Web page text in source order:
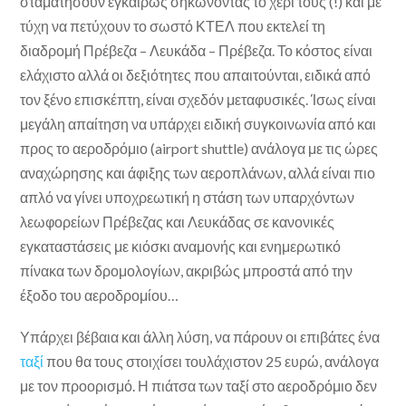
τύχη να πετύχουν το σωστό ΚΤΕΛ που εκτελεί τη
διαδρομή Πρέβεζα – Λευκάδα – Πρέβεζα. Το κόστος είναι
ελάχιστο αλλά οι δεξιότητες που απαιτούνται, ειδικά από
τον ξένο επισκέπτη, είναι σχεδόν μεταφυσικές. Ίσως είναι
μεγάλη απαίτηση να υπάρχει ειδική συγκοινωνία από και
προς το αεροδρόμιο (airport shuttle) ανάλογα με τις ώρες
αναχώρησης και άφιξης των αεροπλάνων, αλλά είναι πιο
απλό να γίνει υποχρεωτική η στάση των υπαρχόντων
λεωφορείων Πρέβεζας και Λευκάδας σε κανονικές
εγκαταστάσεις με κιόσκι αναμονής και ενημερωτικό
πίνακα των δρομολογίων, ακριβώς μπροστά από την
έξοδο του αεροδρομίου…
Υπάρχει βέβαια και άλλη λύση, να πάρουν οι επιβάτες ένα
ταξίπου θα τους στοιχίσει τουλάχιστον 25 ευρώ, ανάλογα
με τον προορισμό. Η πιάτσα των ταξί στο αεροδρόμιο δεν